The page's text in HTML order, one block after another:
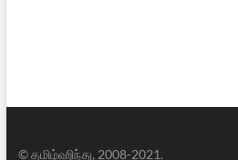
© தமிழ்ஹிந்து, 2008-2021.